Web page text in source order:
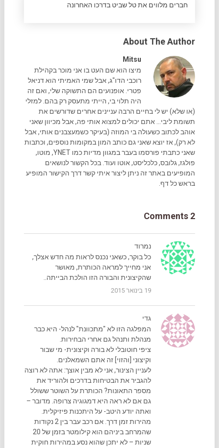
חברים מלווים את טל שביט בדרכו האחרונה
About The Author
Mitsu
מיצו הוא שם העט בו אני מוכר בקהילת
רוכבי הדו"ג, אבל שמי האמיתי הוא דניאל
פטרי. אופנועים הם התשוקה שלי, ואם זה
היה תלוי בי, הייתי מתעסק רק בהם. למזלי
(או שלא) יש לי בחיים הרבה עניינים אחרים שדורשים את
תשומת ליבי... אתם יכולים למצוא אותי פה, אבל מכיוון שאני
אוהב לכתוב כשעולה בי המוזה (בעיקר כשמעצבנים אותי, אבל
לא רק), אז יוצא שאני גם כותב המון במקומות נוספים, וכתבות
שאני כתבתי פורסמו בעבר במגוון מדיות כמו YNET, מוטו,
פולגז, גלובס, כלכליסט, אוטו ועוד. בכל הקשור לנושאים
המופיעים באתר זה ניתן ליצור איתי קשר דרך הקישור המופיע
בראש כל דף.
2 Comments
נמרוד
כל בוקר, כשאני נכנס לראות מה חדש אצלך,
אני מחייך למראה הכותרת, מאושר
שהקיצונית והבורה הזו הולכת הבייתה..
19 בינואר 2015
גדי
המפלגה הזו לא "מתכוונת" לנהל- היא כבר
מנהלת ותנהל גם אחרי הבחירות.
ציפי חוטובלי לא בורה וקיצונית- מי שבור
וקיצוני [והזוי] זה אתם השמאלנים.
לעניין הצינור, אני לא מבין אוצך: אתה לא רוצה
להגביר את הבטיחות בדרכים ולהוריד את
מספר התאונות? הכותרת על השוטר ששולל
גם אם לא ראה היא דמגוגיה צרופה. מדובר –
ואתה יודע היטב- על היתכנות פיזיקלית.
מהירות זמן דרך. אם רכב עבר בין 2 נקודות
שהמרחב ביניהם הוא קילומטר בזמן של 20
שניות – לא יתכן שהוא נסע במהירות חוקית